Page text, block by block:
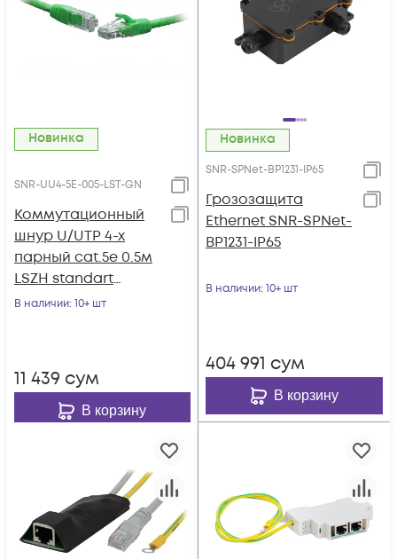
Новинка
SNR-UU4-5E-005-LST-GN
Коммутационный
шнур U/UTP 4-х
парный cat.5e 0.5м
LSZH standart
зеленый
В наличии: 10+ шт
11 439 сум
В корзину
Новинка
SNR-SPNet-BP1231-IP65
Грозозащита
Ethernet SNR-SPNet-
BP1231-IP65
В наличии: 10+ шт
404 991 сум
В корзину